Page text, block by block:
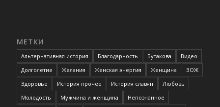
МЕТКИ
Альтернативная история Благодарность Бутакова
Видео
Долголетие
Желания Женская энергия Женщина
ЗОЖ
Здоровье
История прочее История славян
Любовь
Молодость
Мужчина и женщина Непознанное